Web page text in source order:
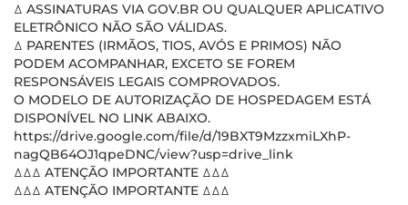
ꕔ ASSINATURAS VIA GOV.BR OU QUALQUER APLICATIVO
ELETRÔNICO NÃO SÃO VÁLIDAS.
ꕔ PARENTES (IRMÃOS, TIOS, AVÓS E PRIMOS) NÃO
PODEM ACOMPANHAR, EXCETO SE FOREM
RESPONSÁVEIS LEGAIS COMPROVADOS.
O MODELO DE AUTORIZAÇÃO DE HOSPEDAGEM ESTÁ
DISPONÍVEL NO LINK ABAIXO.
https://drive.google.com/file/d/19BXT9MzzxmiLXhP-
nagQB64OJ1qpeDNC/view?usp=drive_link
ꕔꕔꕔ ATENÇÃO IMPORTANTE ꕔꕔꕔ
ꕔꕔꕔ ATENÇÃO IMPORTANTE ꕔꕔꕔ